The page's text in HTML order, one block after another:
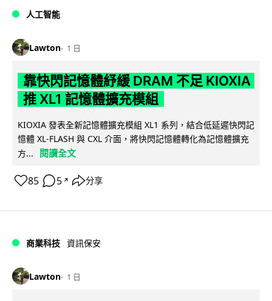
人工智能
Lawton 1 日
靠快閃記憶體紓緩 DRAM 不足 KIOXIA
推 XL1 記憶體擴充模組
KIOXIA 發表全新記憶體擴充模組 XL1 系列，結合低延遲快閃記
憶體 XL-FLASH 與 CXL 介面，將快閃記憶體轉化為記憶體擴充
方...
閱讀全文
85 5 ↗ 分享
商業科技 資訊保安
Lawton 1 日